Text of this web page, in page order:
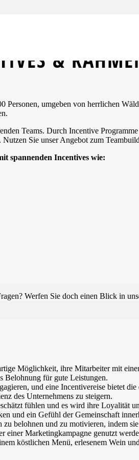
&
Personen, umgeben von herrlichen
Teams. Durch Incentive
Sie unser Angebot zum
spannenden Incentives wie:
Werfen Sie doch einen Blick in
Möglichkeit, ihre Mitarbeiter mit
Belohnung für gute Leistungen.
und eine Incentivereise bietet
des Unternehmens zu steigern.
fühlen und es wird ihre Loyalität
und ein Gefühl der Gemeinschaft
belohnen und zu motivieren, indem
einer Marketingkampagne genutzt
köstlichen Menü, erlesenem Wein